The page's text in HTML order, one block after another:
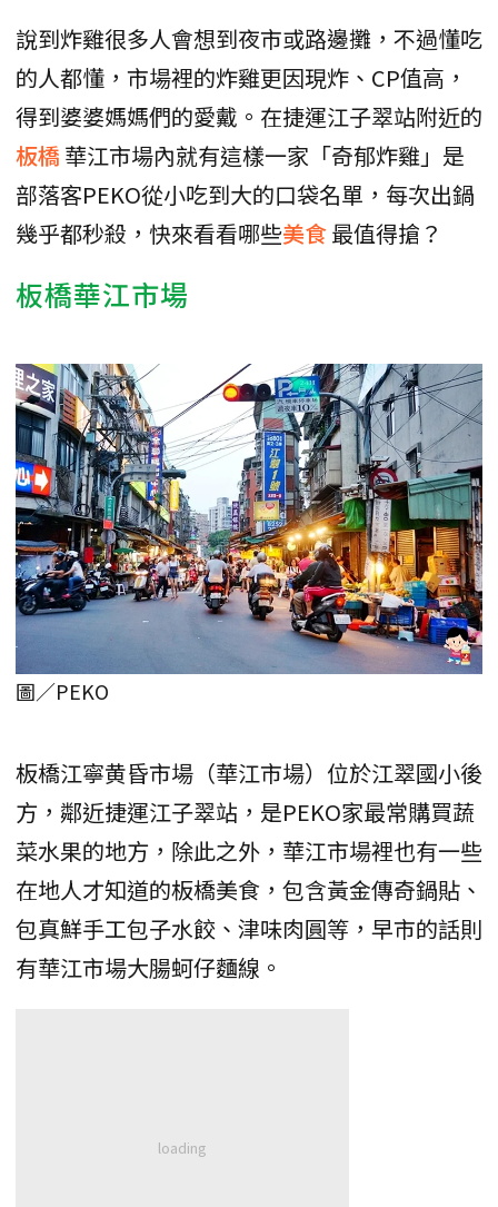
說到炸雞很多人會想到夜市或路邊攤，不過懂吃
的人都懂，市場裡的炸雞更因現炸、CP值高，
得到婆婆媽媽們的愛戴。在捷運江子翠站附近的
板橋 華江市場內就有這樣一家「奇郁炸雞」是
部落客PEKO從小吃到大的口袋名單，每次出鍋
幾乎都秒殺，快來看看哪些美食最值得搶？
板橋華江市場
圖／PEKO
板橋江寧黄昏市場（華江市場）位於江翠國小後
方，鄰近捷運江子翠站，是PEKO家最常購買蔬
菜水果的地方，除此之外，華江市場裡也有一些
在地人才知道的板橋美食，包含黃金傳奇鍋貼、
包真鮮手工包子水餃、津味肉圓等，早市的話則
有華江市場大腸蚵仔麵線。